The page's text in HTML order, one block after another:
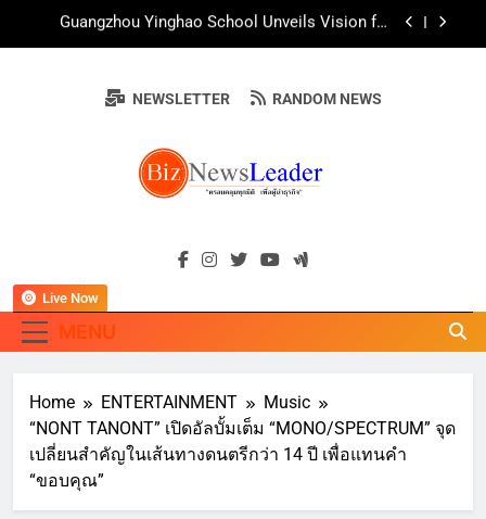
AirAsia X SEE FAH พันธมิตรทางธุรกิจยาวนานกว่า
ทางวิชาการและการตลาดเชิงรุก แนะเคล็ดลับปรับ
ธุรกิจท่องเที่ยวไทย “ขายได้ ขายดี ขายนาน”
สืบสานพุทธศาสนา สร้างสังคมปลอดเหล้า ภายใต้
แนวคิด “90 วัน เก็บแต้มสุขภาพดี สิ่งดีๆ จะเกิดขึ้น”
Guangzhou Yinghao School Unveils Vision for
Future-Ready Education
“ข้าวหน้าไก่ราชวงศ์” พุ่งทะยานสู่น่านฟ้า
ททท. ร่วมมือกับ จุฬาลงกรณ์มหาวิทยาลัย จัดสัมมนา
ธุรกิจท่องเที่ยวไทย “ขายได้ ขายดี ขายนาน”
BIZNEWSLEADER
"ครอบคลุมทุกมิติ เพื่อ…ผู้นำธุรกิจ"
NEWSLETTER RANDOM NEWS
MENU
Live Now
Home ENTERTAINMENT
Music
“NONT TANONT” เปิดอัลบั้มเต็ม “MONO/SPECTRUM” จุด
เปลี่ยนสำคัญในเส้นทางดนตรีกว่า 14 ปี เพื่อแทนคำ
“ขอบคุณ”